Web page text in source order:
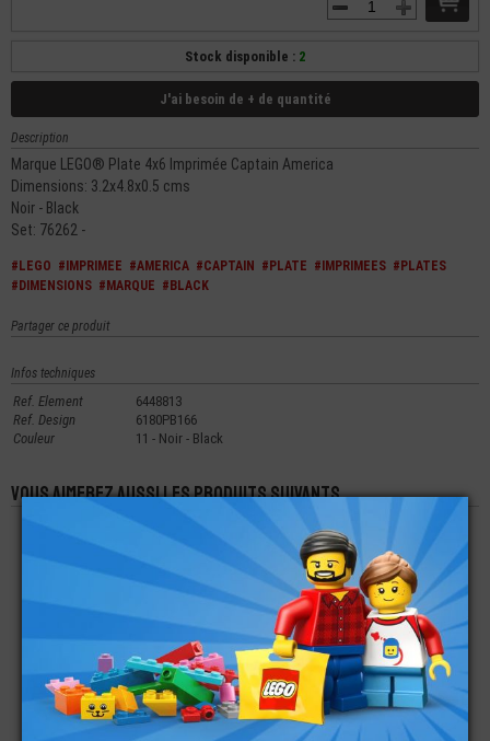
Stock disponible : 2
J'ai besoin de + de quantité
Description
Marque LEGO® Plate 4x6 Imprimée Captain America
Dimensions: 3.2x4.8x0.5 cms
Noir - Black
Set: 76262 -
#LEGO #IMPRIMEE #AMERICA #CAPTAIN #PLATE #IMPRIMEES #PLATES
#DIMENSIONS #MARQUE #BLACK
Partager ce produit
Infos techniques
Ref. Element
6448813
Ref. Design
6180PB166
Couleur
11 - Noir - Black
Vous aimerez aussi les produits suivants
LEGO® PLATE 1X2
SUPPORT 2X2
0,16€
LEGO® PLATE RONDE
0,49€
LEGO® PLATE 1X2X2
ANGLE - EN FORME
DE L
0,11
LEGO® PLATE 16X16
LEGO® PLATE
LEGO® PLATE 1X1